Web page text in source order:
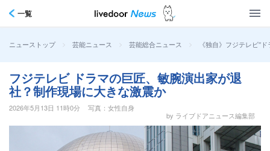
一覧
ニューストップ > 芸能ニュース > 芸能総合ニュース > 《独自》フジテレビ“
フジテレビ ドラマの巨匠、敏腕演出家が退
社？制作現場に大きな激震か
2026年5月13日 11時0分
写真：女性自身
by ライブドアニュース編集部